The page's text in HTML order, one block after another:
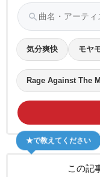
search
気分爽快 モヤ
Rage Against The
この記
★で教えてください